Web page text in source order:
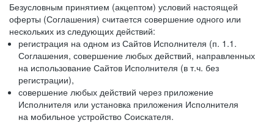
Безусловным принятием (акцептом) условий настоящей
оферты (Соглашения) считается совершение одного или
нескольких из следующих действий:
регистрация на одном из Сайтов Исполнителя (п. 1.1.
Соглашения, совершение любых действий, направленных
на использование Сайтов Исполнителя (в т.ч. без
регистрации),
совершение любых действий через приложение
Исполнителя или установка приложения Исполнителя
на мобильное устройство Соискателя.